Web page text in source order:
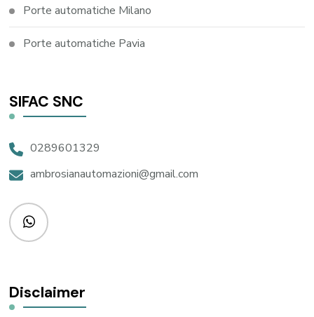
Porte automatiche Milano
Porte automatiche Pavia
SIFAC SNC
0289601329
ambrosianautomazioni@gmail.com
Disclaimer